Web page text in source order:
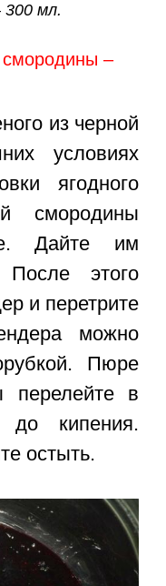
мл.
–
из черной
условиях
ягодного
смородины
Дайте им
После этого
и перетрите
можно
Пюре
перелейте в
до кипения.
остыть.